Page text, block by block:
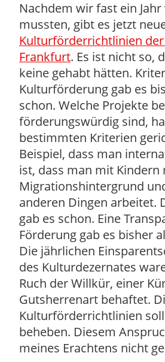
Nachdem wir fast ein
mussten, gibt es jetzt
Kulturförderrichtlinien
Frankfurt. Es ist nicht so,
keine gehabt hätten.
Kulturförderung gab es
schon. Welche Projekte
förderungswürdig sind,
bestimmten Kriterien
Beispiel, dass man
ist, dass man mit Kindern
Migrationshintergrund
anderen Dingen arbeitet.
gab es schon. Eine
Förderung gab es bisher
Die jährlichen
des Kulturdezernates
Ruch der Willkür, einer
Gutsherrenart behaftet.
Kulturförderrichtlinien
beheben. Diesem
meines Erachtens nicht